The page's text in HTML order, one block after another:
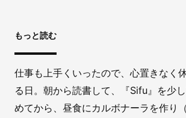
もっと読む
仕事も上手くいったので、心置きなく
る日。朝から読書して、『Sifu』を少
めてから、昼食にカルボナーラを作り